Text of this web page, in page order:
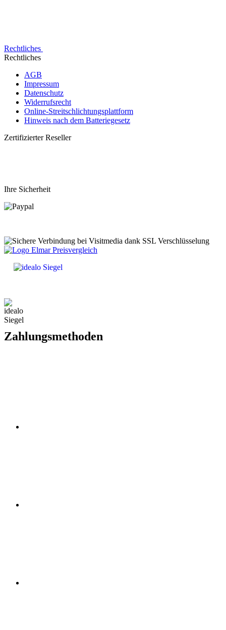
Rechtliches
Rechtliches
AGB
Impressum
Datenschutz
Widerrufsrecht
Online-Streitschlichtungsplattform
Hinweis nach dem Batteriegesetz
Zertifizierter Reseller
Ihre Sicherheit
Zahlungsmethoden